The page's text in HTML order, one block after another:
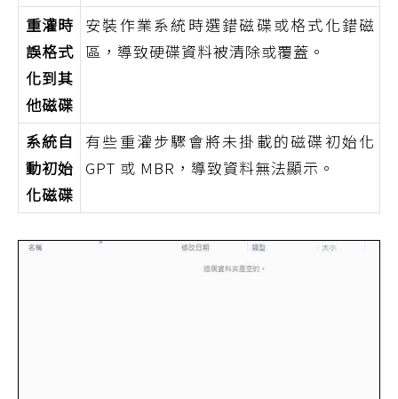
重灌時
誤格式
化到其
他磁碟
安裝作業系統時選錯磁碟或格式化錯磁
區，導致硬碟資料被清除或覆蓋。
系統自
動初始
化磁碟
有些重灌步驟會將未掛載的磁碟初始化
GPT 或 MBR，導致資料無法顯示。